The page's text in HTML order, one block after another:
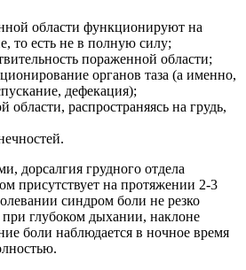
области функционируют на
то есть не в полную силу;
пораженной области;
органов таза (а именно,
дефекация);
области, распространяясь на грудь,
дорсалгия грудного отдела
присутствует на протяжении 2-3
синдром боли не резко
глубоком дыхании, наклоне
боли наблюдается в ночное время